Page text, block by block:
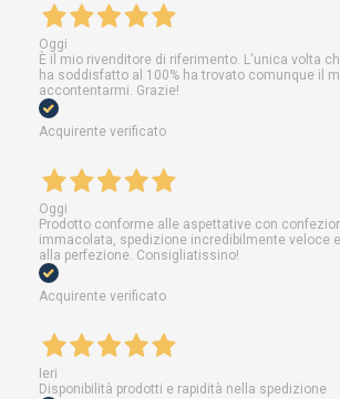
Oggi
È il mio rivenditore di riferimento. L'unica volta
ha soddisfatto al 100% ha trovato comunque il
accontentarmi. Grazie!
Acquirente verificato
Oggi
Prodotto conforme alle aspettative con
immacolata, spedizione incredibilmente veloce
alla perfezione. Consigliatissino!
Acquirente verificato
Ieri
Disponibilità prodotti e rapidità nella spedizione